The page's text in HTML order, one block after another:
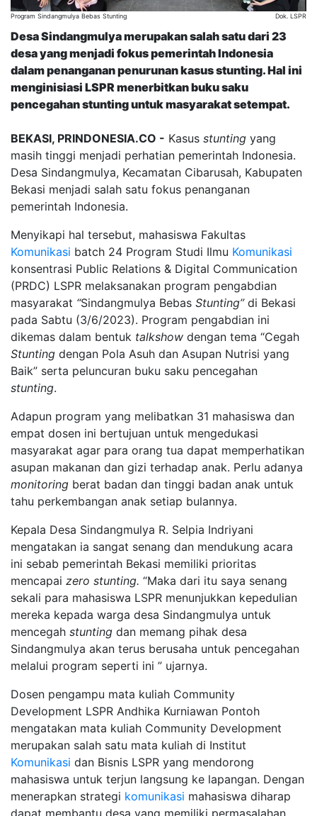
Program Sindangmulya Bebas Stunting Dok. LSPR
Desa Sindangmulya merupakan salah satu dari 23
desa yang menjadi fokus pemerintah Indonesia
dalam penanganan penurunan kasus stunting. Hal ini
menginisiasi LSPR menerbitkan buku saku
pencegahan stunting untuk masyarakat setempat.
BEKASI, PRINDONESIA.CO - Kasus stunting yang
masih tinggi menjadi perhatian pemerintah Indonesia.
Desa Sindangmulya, Kecamatan Cibarusah, Kabupaten
Bekasi menjadi salah satu fokus penanganan
pemerintah Indonesia.
Menyikapi hal tersebut, mahasiswa Fakultas
Komunikasi batch 24 Program Studi Ilmu Komunikasi
konsentrasi Public Relations & Digital Communication
(PRDC) LSPR melaksanakan program pengabdian
masyarakat “Sindangmulya Bebas Stunting”di Bekasi
pada Sabtu (3/6/2023). Program pengabdian ini
dikemas dalam bentuk talkshow dengan tema “Cegah
Stunting dengan Pola Asuh dan Asupan Nutrisi yang
Baik” serta peluncuran buku saku pencegahan
stunting.
Adapun program yang melibatkan 31 mahasiswa dan
empat dosen ini bertujuan untuk mengedukasi
masyarakat agar para orang tua dapat memperhatikan
asupan makanan dan gizi terhadap anak. Perlu adanya
monitoring berat badan dan tinggi badan anak untuk
tahu perkembangan anak setiap bulannya.
Kepala Desa Sindangmulya R. Selpia Indriyani
mengatakan ia sangat senang dan mendukung acara
ini sebab pemerintah Bekasi memiliki prioritas
mencapai zero stunting. “Maka dari itu saya senang
sekali para mahasiswa LSPR menunjukkan kepedulian
mereka kepada warga desa Sindangmulya untuk
mencegah stunting dan memang pihak desa
Sindangmulya akan terus berusaha untuk pencegahan
melalui program seperti ini ” ujarnya.
Dosen pengampu mata kuliah Community
Development LSPR Andhika Kurniawan Pontoh
mengatakan mata kuliah Community Development
merupakan salah satu mata kuliah di Institut
Komunikasi dan Bisnis LSPR yang mendorong
mahasiswa untuk terjun langsung ke lapangan. Dengan
menerapkan strategi komunikasi mahasiswa diharap